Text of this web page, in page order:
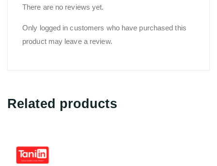
There are no reviews yet.
Only logged in customers who have purchased this
product may leave a review.
Related products